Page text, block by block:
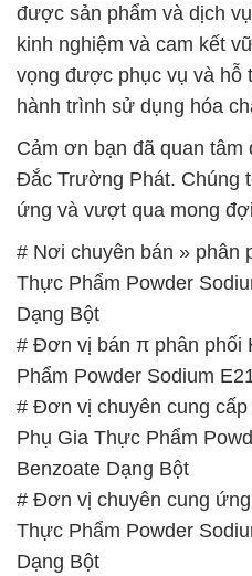
được sản phẩm và dịch
kinh nghiệm và cam kết
vọng được phục vụ và hỗ
hành trình sử dụng hóa
Cảm ơn bạn đã quan tâm
Đắc Trường Phát. Chúng
ứng và vượt qua mong
# Nơi chuyên bán » phân
Thực Phẩm Powder
Dạng Bột
# Đơn vị bán π phân phối
Phẩm Powder Sodium
# Đơn vị chuyên cung
Phụ Gia Thực Phẩm
Benzoate Dạng Bột
# Đơn vị chuyên cung
Thực Phẩm Powder
Dạng Bột